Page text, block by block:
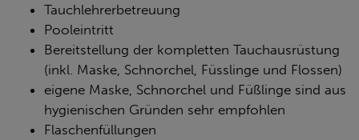
Tauchlehrerbetreuung
Pooleintritt
Bereitstellung der kompletten Tauchausrüstung
(inkl. Maske, Schnorchel, Füsslinge und Flossen)
eigene Maske, Schnorchel und Füßlinge sind aus
hygienischen Gründen sehr empfohlen
Flaschenfüllungen